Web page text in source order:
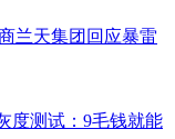
兰天集团回应暴雷